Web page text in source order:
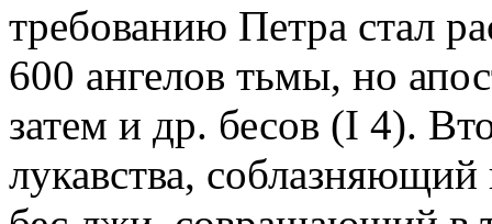
требованию Петра стал
600 ангелов тьмы, но
затем и др. бесов (I 4).
лукавства,